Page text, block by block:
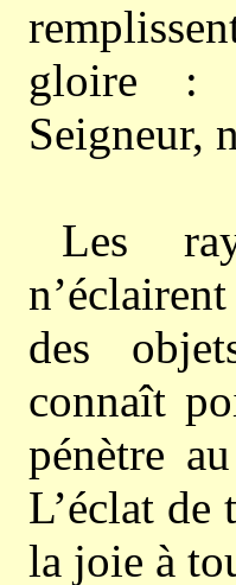
gloire :
Seigneur,
Les
des
connaît
pénètre
L’éclat de
la joie à